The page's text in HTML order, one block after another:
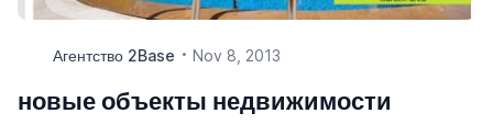
Агентство 2Base Nov 8, 2013
новые объекты недвижимости